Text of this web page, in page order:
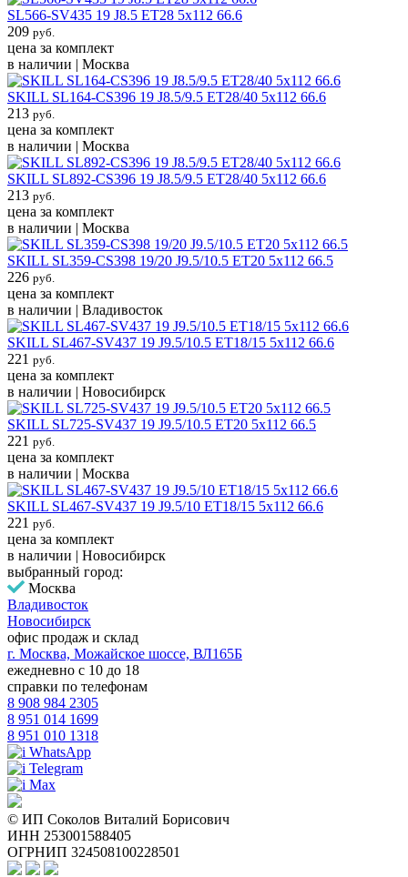
SL566-SV435 19 J8.5 ET28 5x112 66.6
209 руб.
цена за комплект
в наличии | Москва
SKILL SL164-CS396 19 J8.5/9.5 ET28/40 5x112 66.6
213 руб.
цена за комплект
в наличии | Москва
SKILL SL892-CS396 19 J8.5/9.5 ET28/40 5x112 66.6
213 руб.
цена за комплект
в наличии | Москва
SKILL SL359-CS398 19/20 J9.5/10.5 ET20 5x112 66.5
226 руб.
цена за комплект
в наличии | Владивосток
SKILL SL467-SV437 19 J9.5/10.5 ET18/15 5x112 66.6
221 руб.
цена за комплект
в наличии | Новосибирск
SKILL SL725-SV437 19 J9.5/10.5 ET20 5x112 66.5
221 руб.
цена за комплект
в наличии | Москва
SKILL SL467-SV437 19 J9.5/10 ET18/15 5x112 66.6
221 руб.
цена за комплект
в наличии | Новосибирск
выбранный город:
Москва
Владивосток
Новосибирск
офис продаж и склад
г. Москва, Можайское шоссе, ВЛ165Б
ежедневно с 10 до 18
справки по телефонам
8 908 984 2305
8 951 014 1699
8 951 010 1318
WhatsApp
Telegram
Max
© ИП Соколов Виталий Борисович
ИНН 253001588405
ОГРНИП 324508100228501